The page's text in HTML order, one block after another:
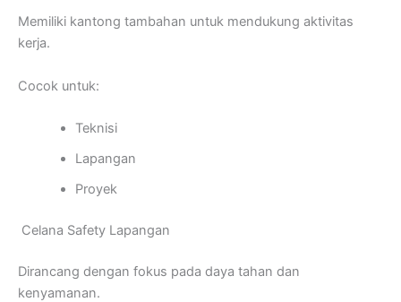
Memiliki kantong tambahan untuk mendukung aktivitas
kerja.
Cocok untuk:
Teknisi
Lapangan
Proyek
Celana Safety Lapangan
Dirancang dengan fokus pada daya tahan dan
kenyamanan.